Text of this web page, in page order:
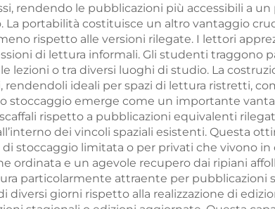
rendendo le pubblicazioni più accessibili a
portabilità costituisce un altro vantaggio
rispetto alle versioni rilegate. I lettori
di lettura informali. Gli studenti traggono
lezioni o tra diversi luoghi di studio. La
ideali per spazi di lettura ristretti,
stoccaggio emerge come un importante
rispetto a pubblicazioni equivalenti
dei vincoli spaziali esistenti. Questa
stoccaggio limitata o per privati che vivono
ordinata e un agevole recupero dai ripiani
particolarmente attraente per pubblicazioni
giorni rispetto alla realizzazione di